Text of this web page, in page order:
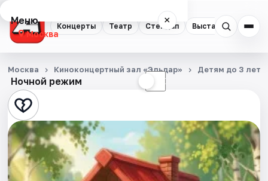
Концерты Театр Стендап Выставки
Меню ×
Москва
Концерты
Театр
Стендап
Выставки
Квесты
Ночной режим ☾
Москва Киноконцертный зал «Эльдар» Детям до 3 лет